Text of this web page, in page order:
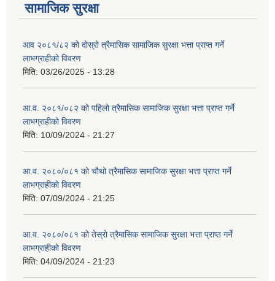
सामाजिक सुरक्षा
आव २०८१/८२ को दोस्रो त्रैमासिक सामाजिक सुरक्षा भत्ता प्राप्त गर्ने
लाभग्राहीको विवरण
मिति: 03/26/2025 - 13:28
आ.व. २०८१/०८२ को पहिलो त्रैमासिक सामाजिक सुरक्षा भत्ता प्राप्त गर्ने
लाभग्राहीको विवरण
मिति: 10/09/2024 - 21:27
आ.व. २०८०/०८१ को चौथो त्रैमासिक सामाजिक सुरक्षा भत्ता प्राप्त गर्ने
लाभग्राहीको विवरण
मिति: 07/09/2024 - 21:25
आ.व. २०८०/०८१ को तेस्रो त्रैमासिक सामाजिक सुरक्षा भत्ता प्राप्त गर्ने
लाभग्राहीको विवरण
मिति: 04/09/2024 - 21:23